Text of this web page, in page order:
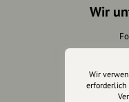
Wir
Wir
erforderlich